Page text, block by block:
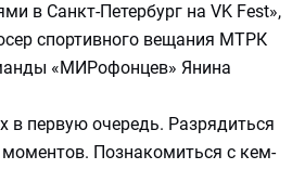
в Санкт-Петербург на VK Fest»,
спортивного вещания МТРК
«МИРофонцев» Янина
в первую очередь. Разрядиться
Познакомиться с кем-